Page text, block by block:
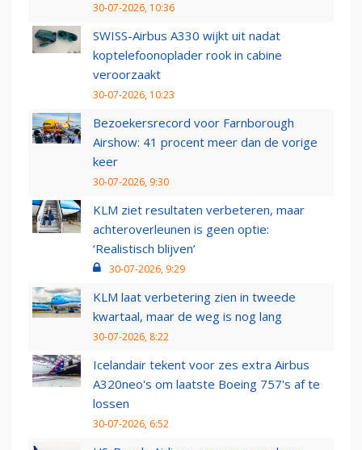
30-07-2026, 10:36
SWISS-Airbus A330 wijkt uit nadat
koptelefoonoplader rook in cabine
veroorzaakt
30-07-2026, 10:23
Bezoekersrecord voor Farnborough
Airshow: 41 procent meer dan de vorige
keer
30-07-2026, 9:30
KLM ziet resultaten verbeteren, maar
achteroverleunen is geen optie:
‘Realistisch blijven’
30-07-2026, 9:29
KLM laat verbetering zien in tweede
kwartaal, maar de weg is nog lang
30-07-2026, 8:22
Icelandair tekent voor zes extra Airbus
A320neo's om laatste Boeing 757's af te
lossen
30-07-2026, 6:52